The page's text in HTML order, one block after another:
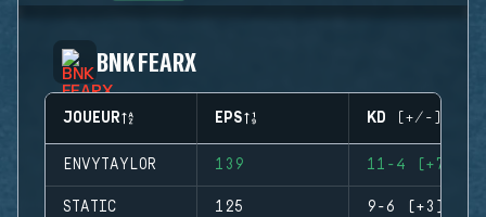
BNK FEARX
JOUEUR EPS KD (+/-)
ENVYTAYLOR 139 11-4 (+7)
STATIC 125 9-6 (+3)